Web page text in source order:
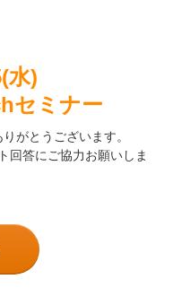
(水)
セミナー
がとうございます。
回答にご協力お願いしま